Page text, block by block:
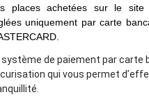
places achetées sur le site
uniquement par carte
système de paiement par carte
qui vous permet